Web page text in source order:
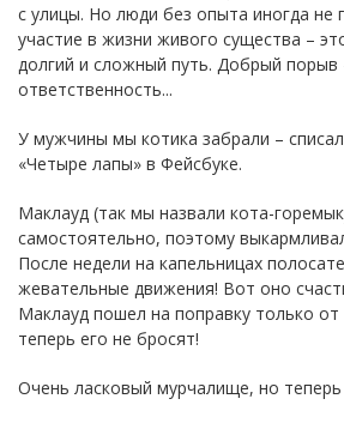
с улицы. Но люди без опыта иногда не
участие в жизни живого существа –
долгий и сложный путь. Добрый порыв
ответственность...
У мужчины мы котика забрали –
«Четыре лапы» в Фейсбуке.
Маклауд (так мы назвали кота-
самостоятельно, поэтому
После недели на капельницах
жевательные движения! Вот оно
Маклауд пошел на поправку только
теперь его не бросят!
Очень ласковый мурчалище, но теперь